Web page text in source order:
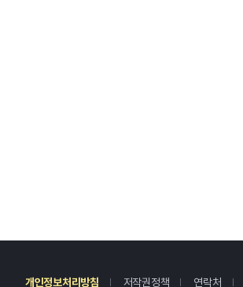
개인정보처리방침 저작권정책 연락처